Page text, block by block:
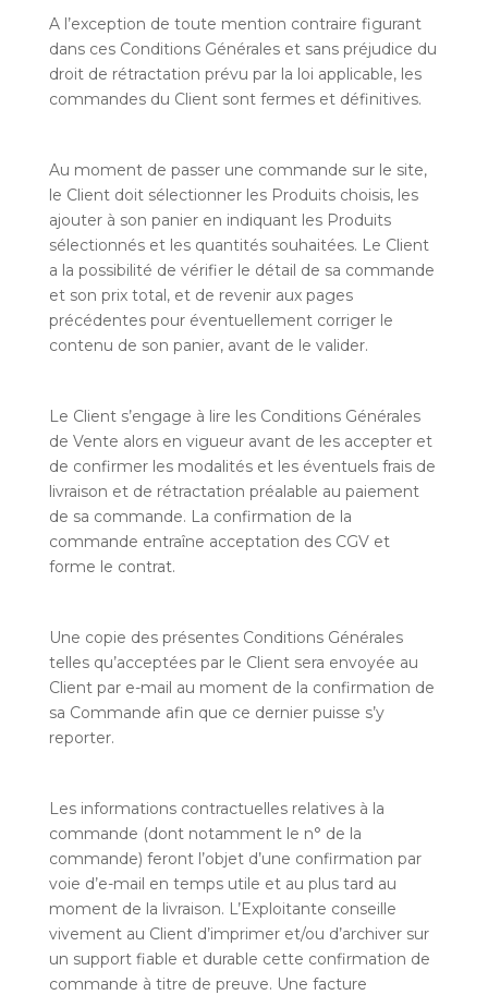
A l’exception de toute mention contraire figurant
dans ces Conditions Générales et sans préjudice du
droit de rétractation prévu par la loi applicable, les
commandes du Client sont fermes et définitives.
Au moment de passer une commande sur le site,
le Client doit sélectionner les Produits choisis, les
ajouter à son panier en indiquant les Produits
sélectionnés et les quantités souhaitées. Le Client
a la possibilité de vérifier le détail de sa commande
et son prix total, et de revenir aux pages
précédentes pour éventuellement corriger le
contenu de son panier, avant de le valider.
Le Client s’engage à lire les Conditions Générales
de Vente alors en vigueur avant de les accepter et
de confirmer les modalités et les éventuels frais de
livraison et de rétractation préalable au paiement
de sa commande. La confirmation de la
commande entraîne acceptation des CGV et
forme le contrat.
Une copie des présentes Conditions Générales
telles qu’acceptées par le Client sera envoyée au
Client par e-mail au moment de la confirmation de
sa Commande afin que ce dernier puisse s’y
reporter.
Les informations contractuelles relatives à la
commande (dont notamment le n° de la
commande) feront l’objet d’une confirmation par
voie d’e-mail en temps utile et au plus tard au
moment de la livraison. L’Exploitante conseille
vivement au Client d’imprimer et/ou d’archiver sur
un support fiable et durable cette confirmation de
commande à titre de preuve. Une facture